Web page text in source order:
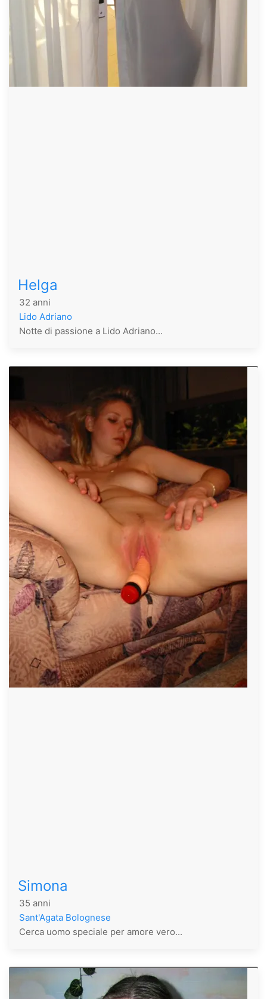
Helga
32 anni
Lido Adriano
Notte di passione a Lido Adriano...
Simona
35 anni
Sant'Agata Bolognese
Cerca uomo speciale per amore vero...